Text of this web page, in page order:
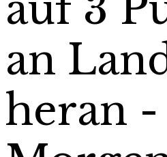
an
heran -